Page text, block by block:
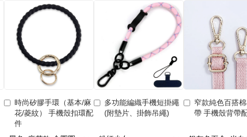
時尚矽膠手環（基本/麻
花/菱紋） 手機殼扣環配
件
多功能編織手機短掛繩
(附墊片、掛飾吊繩)
窄款純色百搭
帶 手機殼背帶